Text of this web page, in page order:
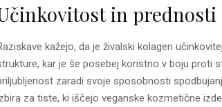
in prednosti
kažejo, da je živalski kolagen
kar je še posebej koristno v boju proti
zaradi svoje sposobnosti
za tiste, ki iščejo veganske kozmetične